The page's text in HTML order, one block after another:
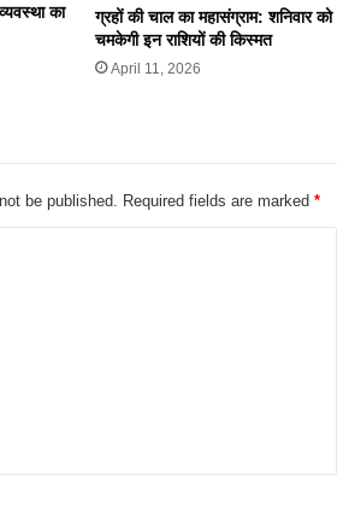
का
ग्रहों की चाल का महासंग्राम: शनिवार को
चमकेगी इन राशियों की किस्मत
April 11, 2026
be published. Required fields are marked *